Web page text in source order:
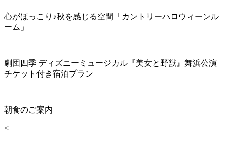
心がほっこり♪秋を感じる空間「カントリーハロウィーンル
ーム」
劇団四季 ディズニーミュージカル『美女と野獣』舞浜公演
チケット付き宿泊プラン
朝食のご案内
<